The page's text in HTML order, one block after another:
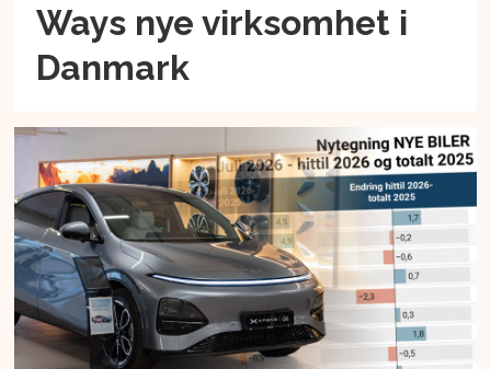
Ways nye virksomhet i
Danmark